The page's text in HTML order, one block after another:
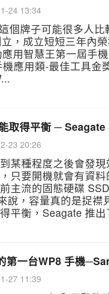
24 13:34
個牌子可能很多人
，成立短短三年內
用智慧王第一屆手
應用類-最佳工具金
取得平衡 ─
23 20:26
某種程度之後會發
只要開機就會有資
主流的固態硬碟
說，容量真的是捉
得平衡，Seagate 推
第一台WP8 手機
27 11:39